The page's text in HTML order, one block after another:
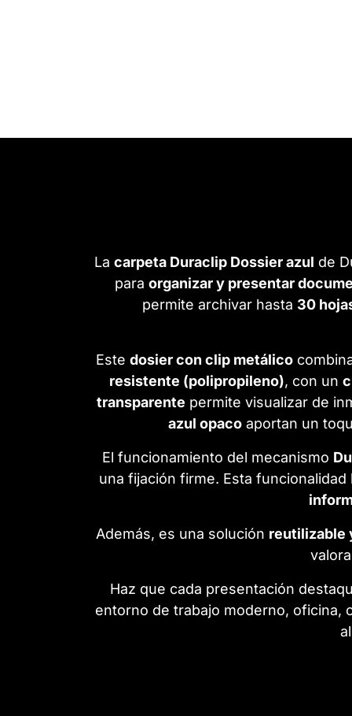
La carpeta Duraclip Dossier azul de
para organizar y presentar
permite archivar hasta 30
Este dosier con clip metálico
resistente (polipropileno), con un
transparente permite visualizar de
azul opaco aportan un
El funcionamiento del mecanismo
una fijación firme. Esta
Además, es una solución reutilizable
Haz que cada presentación
entorno de trabajo moderno, oficina,